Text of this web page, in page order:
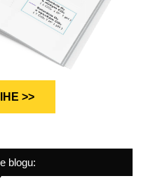
>>
blogu: